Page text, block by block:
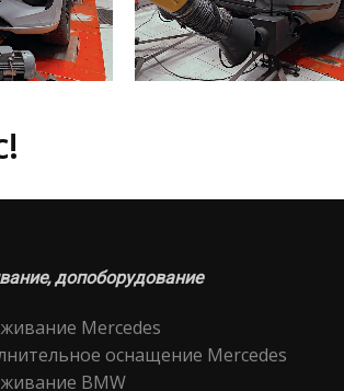
допоборудование
Mercedes
оснащение Mercedes
BMW